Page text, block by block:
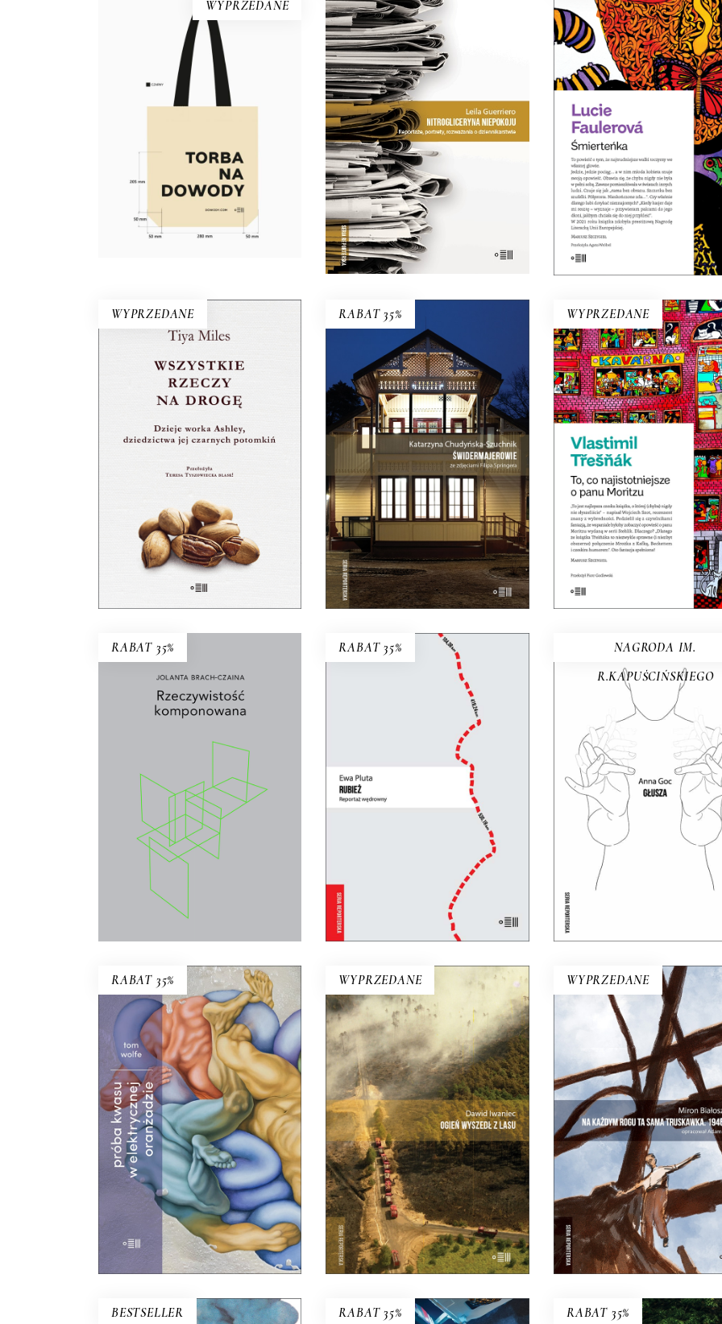
WYPRZEDANE
Torba bawełniana DOWODY
Materiał: bawełna 100%
Gramatura: 280g/m2 Wymiary:
Rączki: długość 63 cm,
szerokość 5 cm Nadruk: czarny
E-BOOK DO
KOSZYKA
NITROGLICERYNA
NIEPOKOJU
Jak zauważa dziennikarka w
jednym z esejów, warto
dostrzec różnicę między
pisaniem „poprawnym” a
„obrzydliwie dobrym”.
53.00zł 26.50
E-BOOK DO
ŚMIERTEŃKA
To powieść o tym,
że najtrudniejsze
toczymy we własnej
43.00zł 27.95zł
KSIĄŻKA DO
KOSZYKA
WYPRZEDANE
E-BOOK DO
WSZYSTKIE RZECZY NA
DROGĘ
Płócienny worek – świadek
historii czarnych kobiet – jest
dowodem nie tylko ich
wszystkim siły i triumfu.
57.00zł 28.50
RABAT 35%
E-BOOK DO
KOSZYKA
ŚWIDERMAJEROWIE
Domy torty, domy duchy, domy
ogniska, domy uśpione i domy
wskrzeszone, domy skarbonki i
domy bezpańskie…
55.00zł 35.75zł
KSIĄŻKA DO
WYPRZEDANE
TO, CO
O PANU MORITZU
Premiera 22 marca
39.00zł 19.50zł
RABAT 35%
KOSZYKA
RZECZYWISTOŚĆ
KOMPONOWANA
esejów i wywiadów
prasowych Jolanty Brach-
Czainy.
40.00zł 26.00
KSIĄŻKA DO
RABAT 35%
E-BOOK DO
KOSZYKA
RUBIEŻ. REPORTAŻ
WĘDROWNY
Perspektywa pieszej reporterki
łączy się z uniwersalną refleksją
nad granicami, murami i
zasiekami, które dzielą ludzi.
zł
NAGRODA IM.
R.KAPUŚCIŃSKIEGO
Dotąd o głuchych
się głównie ci, którzy
Teraz głusi chcą
sobie sami.
49.00 24.50zł
RABAT 35%
E-BOOK DO
KOSZYKA
PRÓBA KWASU W
ELEKTRYCZNEJ
ORANŻADZIE
Ta książka w równym stopniu
może kogoś zachwycić i
zbrzydzić. Klasyka literatury
amerykańskiej!Premiera 26
września
60.00zł 39.00zł
KSIĄŻKA DO
KOSZYKA
WYPRZEDANE
E-BOOK DO
KOSZYKA
OGIEŃ WYSZEDŁ Z LASU
Ta reporterska rekonstrukcja
niemal minuta po minucie
największego pożaru lasu w
Polsce.
42.00zł 21.00zł
WYPRZEDANE
E-BOOK DO
KOSZYKA
NA KAŻDYM ROGU
SAMA
Zupełnie nowe miasto.
inna Warszawa na
śmieciach. Skąd się
50.00zł 25.00zł
BESTSELLERFAKTY MUSZĄ
RABAT 35% RABAT 35%